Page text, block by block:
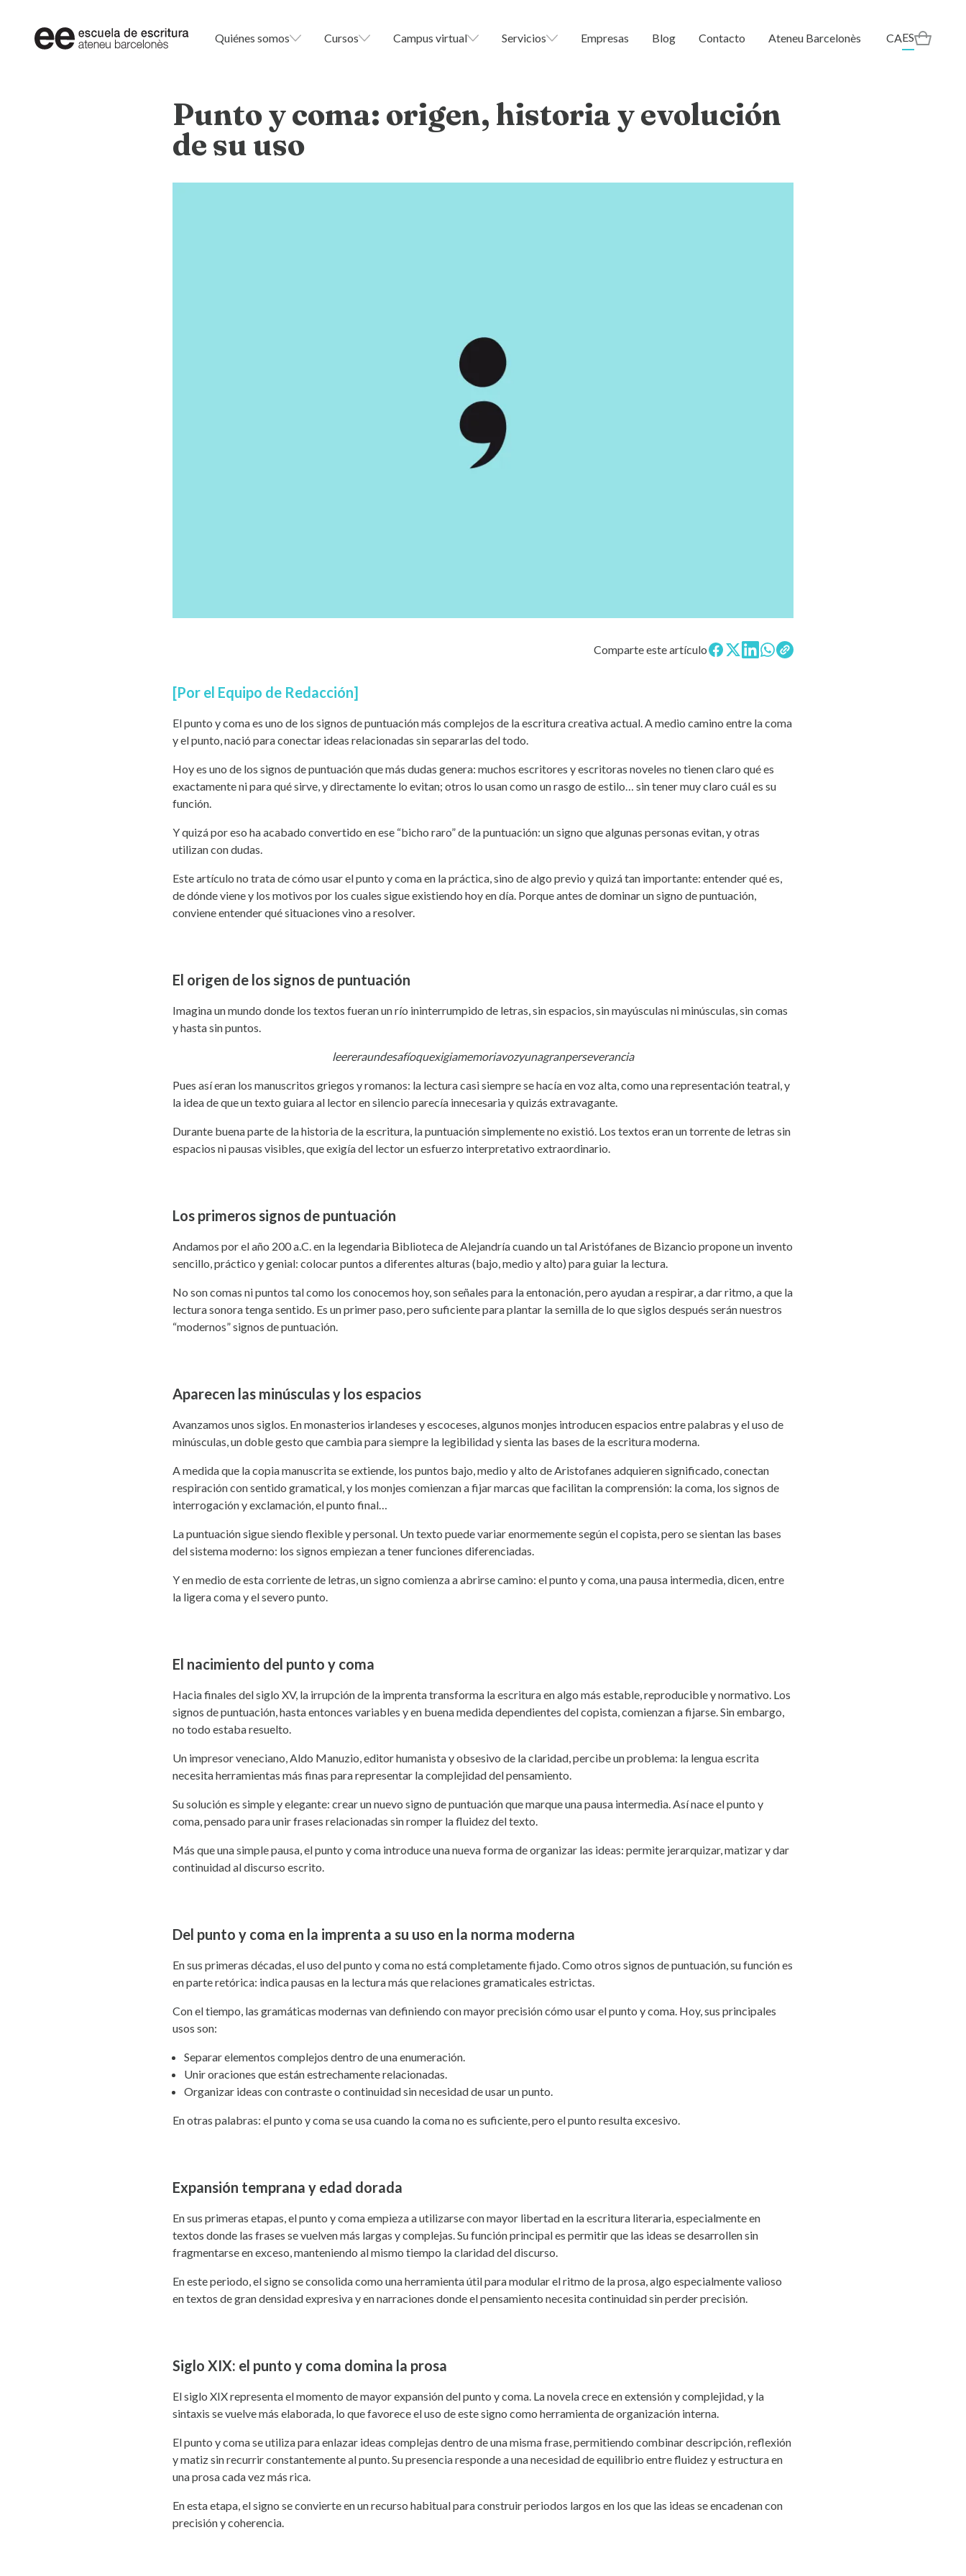
Quiénes somos Cursos Campus virtual Servicios Empresas Blog Contacto Ateneu Barcelonès CAES
Punto y coma: origen, historia y evolución
de su uso
Comparte este artículo
[Por el Equipo de Redacción]
El punto y coma es uno de los signos de puntuación más complejos de la escritura creativa actual. A medio camino entre la coma
y el punto, nació para conectar ideas relacionadas sin separarlas del todo.
Hoy es uno de los signos de puntuación que más dudas genera: muchos escritores y escritoras noveles no tienen claro qué es
exactamente ni para qué sirve, y directamente lo evitan; otros lo usan como un rasgo de estilo… sin tener muy claro cuál es su
función.
Y quizá por eso ha acabado convertido en ese “bicho raro” de la puntuación: un signo que algunas personas evitan, y otras
utilizan con dudas.
Este artículo no trata de cómo usar el punto y coma en la práctica, sino de algo previo y quizá tan importante: entender qué es,
de dónde viene y los motivos por los cuales sigue existiendo hoy en día. Porque antes de dominar un signo de puntuación,
conviene entender qué situaciones vino a resolver.
El origen de los signos de puntuación
Imagina un mundo donde los textos fueran un río ininterrumpido de letras, sin espacios, sin mayúsculas ni minúsculas, sin comas
y hasta sin puntos.
leereraundesafíoquexigiamemoriavozyunagranperseverancia
Pues así eran los manuscritos griegos y romanos: la lectura casi siempre se hacía en voz alta, como una representación teatral, y
la idea de que un texto guiara al lector en silencio parecía innecesaria y quizás extravagante.
Durante buena parte de la historia de la escritura, la puntuación simplemente no existió. Los textos eran un torrente de letras sin
espacios ni pausas visibles, que exigía del lector un esfuerzo interpretativo extraordinario.
Los primeros signos de puntuación
Andamos por el año 200 a.C. en la legendaria Biblioteca de Alejandría cuando un tal Aristófanes de Bizancio propone un invento
sencillo, práctico y genial: colocar puntos a diferentes alturas (bajo, medio y alto) para guiar la lectura.
No son comas ni puntos tal como los conocemos hoy, son señales para la entonación, pero ayudan a respirar, a dar ritmo, a que la
lectura sonora tenga sentido. Es un primer paso, pero suficiente para plantar la semilla de lo que siglos después serán nuestros
“modernos” signos de puntuación.
Aparecen las minúsculas y los espacios
Avanzamos unos siglos. En monasterios irlandeses y escoceses, algunos monjes introducen espacios entre palabras y el uso de
minúsculas, un doble gesto que cambia para siempre la legibilidad y sienta las bases de la escritura moderna.
A medida que la copia manuscrita se extiende, los puntos bajo, medio y alto de Aristofanes adquieren significado, conectan
respiración con sentido gramatical, y los monjes comienzan a fijar marcas que facilitan la comprensión: la coma, los signos de
interrogación y exclamación, el punto final…
La puntuación sigue siendo flexible y personal. Un texto puede variar enormemente según el copista, pero se sientan las bases
del sistema moderno: los signos empiezan a tener funciones diferenciadas.
Y en medio de esta corriente de letras, un signo comienza a abrirse camino: el punto y coma, una pausa intermedia, dicen, entre
la ligera coma y el severo punto.
El nacimiento del punto y coma
Hacia finales del siglo XV, la irrupción de la imprenta transforma la escritura en algo más estable, reproducible y normativo. Los
signos de puntuación, hasta entonces variables y en buena medida dependientes del copista, comienzan a fijarse. Sin embargo,
no todo estaba resuelto.
Un impresor veneciano, Aldo Manuzio, editor humanista y obsesivo de la claridad, percibe un problema: la lengua escrita
necesita herramientas más finas para representar la complejidad del pensamiento.
Su solución es simple y elegante: crear un nuevo signo de puntuación que marque una pausa intermedia. Así nace el punto y
coma, pensado para unir frases relacionadas sin romper la fluidez del texto.
Más que una simple pausa, el punto y coma introduce una nueva forma de organizar las ideas: permite jerarquizar, matizar y dar
continuidad al discurso escrito.
Del punto y coma en la imprenta a su uso en la norma moderna
En sus primeras décadas, el uso del punto y coma no está completamente fijado. Como otros signos de puntuación, su función es
en parte retórica: indica pausas en la lectura más que relaciones gramaticales estrictas.
Con el tiempo, las gramáticas modernas van definiendo con mayor precisión cómo usar el punto y coma. Hoy, sus principales
usos son:
Separar elementos complejos dentro de una enumeración.
Unir oraciones que están estrechamente relacionadas.
Organizar ideas con contraste o continuidad sin necesidad de usar un punto.
En otras palabras: el punto y coma se usa cuando la coma no es suficiente, pero el punto resulta excesivo.
Expansión temprana y edad dorada
En sus primeras etapas, el punto y coma empieza a utilizarse con mayor libertad en la escritura literaria, especialmente en
textos donde las frases se vuelven más largas y complejas. Su función principal es permitir que las ideas se desarrollen sin
fragmentarse en exceso, manteniendo al mismo tiempo la claridad del discurso.
En este periodo, el signo se consolida como una herramienta útil para modular el ritmo de la prosa, algo especialmente valioso
en textos de gran densidad expresiva y en narraciones donde el pensamiento necesita continuidad sin perder precisión.
Siglo XIX: el punto y coma domina la prosa
El siglo XIX representa el momento de mayor expansión del punto y coma. La novela crece en extensión y complejidad, y la
sintaxis se vuelve más elaborada, lo que favorece el uso de este signo como herramienta de organización interna.
El punto y coma se utiliza para enlazar ideas complejas dentro de una misma frase, permitiendo combinar descripción, reflexión
y matiz sin recurrir constantemente al punto. Su presencia responde a una necesidad de equilibrio entre fluidez y estructura en
una prosa cada vez más rica.
En esta etapa, el signo se convierte en un recurso habitual para construir periodos largos en los que las ideas se encadenan con
precisión y coherencia.